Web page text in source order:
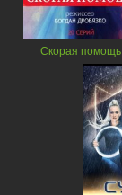
Скорая помощь